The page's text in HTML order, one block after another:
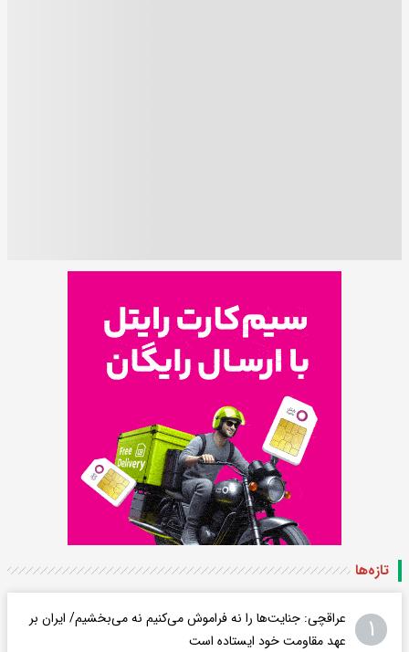
تازه‌ها
۱
عراقچی: جنایت‌ها را نه فراموش می‌کنیم نه می‌بخشیم/ ایران بر
عهد مقاومت خود ایستاده است